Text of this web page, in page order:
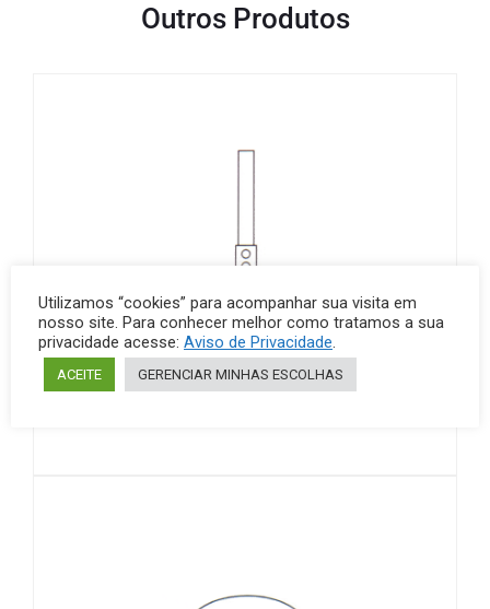
Outros Produtos
Bicos (Bunsen e Meker) Metais
Utilizamos “cookies” para acompanhar sua visita em
nosso site. Para conhecer melhor como tratamos a sua
privacidade acesse: Aviso de Privacidade.
ACEITE GERENCIAR MINHAS ESCOLHAS